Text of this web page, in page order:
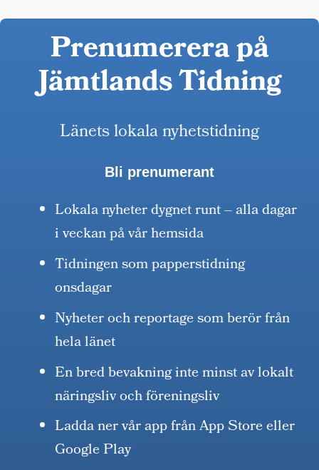
Prenumerera på
Jämtlands Tidning
Länets lokala nyhetstidning
Bli prenumerant
Lokala nyheter dygnet runt – alla dagar
i veckan på vår hemsida
Tidningen som papperstidning
onsdagar
Nyheter och reportage som berör från
hela länet
En bred bevakning inte minst av lokalt
näringsliv och föreningsliv
Ladda ner vår app från App Store eller
Google Play